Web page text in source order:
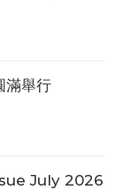
滿舉行
July 2026